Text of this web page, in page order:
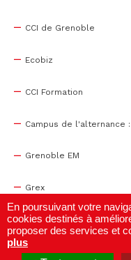
CCI de Grenoble
Ecobiz
CCI Formation
Campus de l'alternance :
Grenoble EM
Grex
WTC Grenoble
Centre de congrès
En poursuivant votre
cookies destinés à
proposer des services et
plus